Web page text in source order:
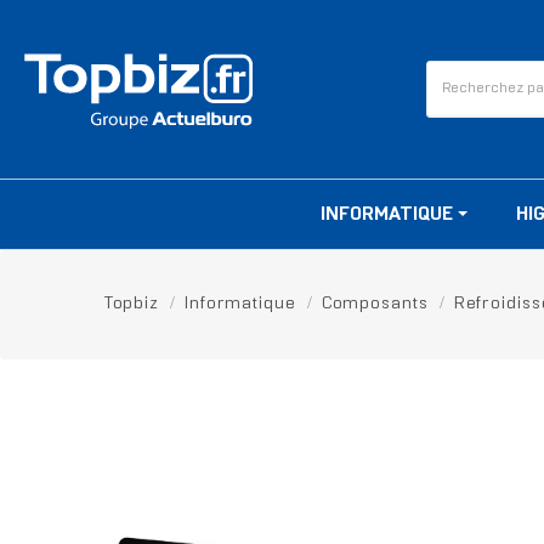
INFORMATIQUE
Topbiz Informatique Composants